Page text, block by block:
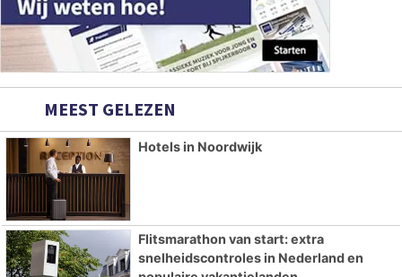
MEEST GELEZEN
Hotels in Noordwijk
Flitsmarathon van start: extra
snelheidscontroles in Nederland en